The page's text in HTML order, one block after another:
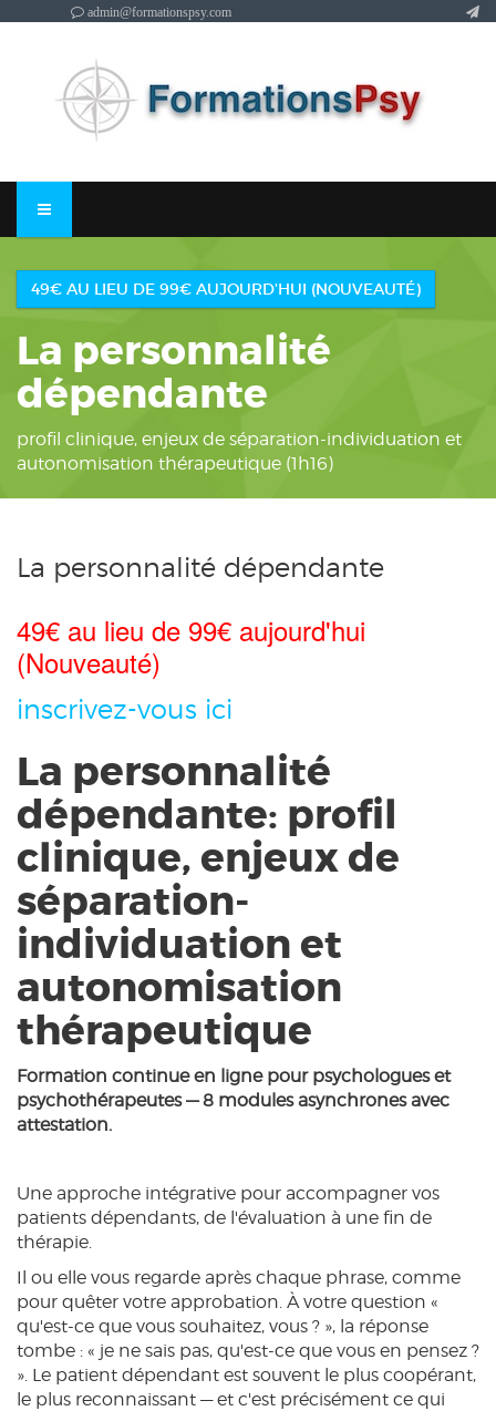
admin@formationspsy.com
49€ AU LIEU DE 99€ AUJOURD'HUI (NOUVEAUTÉ)
La personnalité
dépendante
profil clinique, enjeux de séparation-individuation et
autonomisation thérapeutique (1h16)
La personnalité dépendante
49€ au lieu de 99€ aujourd'hui
(Nouveauté)
inscrivez-vous ici
La personnalité
dépendante: profil
clinique, enjeux de
séparation-
individuation et
autonomisation
thérapeutique
Formation continue en ligne pour psychologues et
psychothérapeutes — 8 modules asynchrones avec
attestation.
Une approche intégrative pour accompagner vos
patients dépendants, de l'évaluation à une fin de
thérapie.
Il ou elle vous regarde après chaque phrase, comme
pour quêter votre approbation. À votre question «
qu'est-ce que vous souhaitez, vous ? », la réponse
tombe : « je ne sais pas, qu'est-ce que vous en pensez ?
». Le patient dépendant est souvent le plus coopérant,
le plus reconnaissant — et c'est précisément ce qui